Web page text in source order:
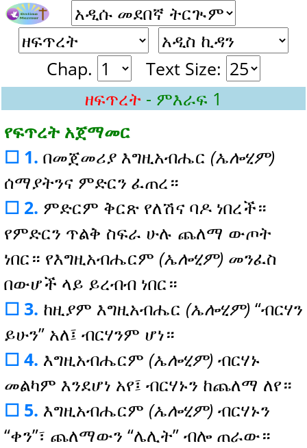
Chap.
Text Size:
ዘፍጥረት - ምእራፍ 1
የፍጥረት አጀማመር
☐ 1. በመጀመሪያ እግዚአብሔር (ኤሎሂም)
ሰማያትንና ምድርን ፈጠረ።
☐ 2. ምድርም ቅርጽ የለሽና ባዶ ነበረች።
የምድርን ጥልቅ ስፍራ ሁሉ ጨለማ ውጦት
ነበር። የእግዚአብሔርም (ኤሎሂም) መንፈስ
በውሆች ላይ ይረብብ ነበር።
☐ 3. ከዚያም እግዚአብሔር (ኤሎሂም) “ብርሃን
ይሁን” አለ፤ ብርሃንም ሆነ።
☐ 4. እግዚአብሔርም (ኤሎሂም) ብርሃኑ
መልካም እንደሆነ አየ፤ ብርሃኑን ከጨለማ ለየ።
☐ 5. እግዚአብሔርም (ኤሎሂም) ብርሃኑን
“ቀን”፣ ጨለማውን “ሌሊት” ብሎ ጠራው።